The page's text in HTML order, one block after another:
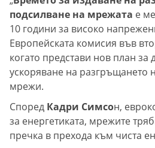
подсилване на мрежата е
10 години за високо
Европейската комисия във
когато представи нов план за
ускоряване на разгръщането
мрежи.
Според Кадри Симсон,
за енергетиката, мрежите
пречка в прехода към чиста